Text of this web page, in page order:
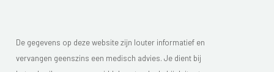
De gegevens op deze website zijn louter informatief en
vervangen geenszins een medisch advies. Je dient bij